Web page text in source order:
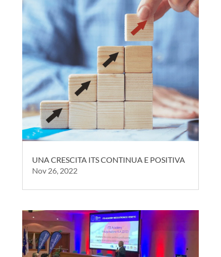
UNA CRESCITA ITS CONTINUA E POSITIVA
Nov 26, 2022